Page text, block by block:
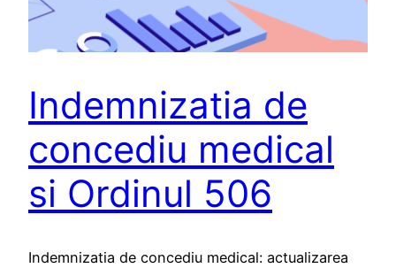
Indemnizatia de
concediu medical
si Ordinul 506
Indemnizatia de concediu medical: actualizarea